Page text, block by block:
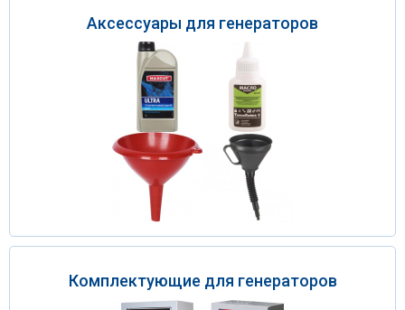
Аксессуары для генераторов
Комплектующие для генераторов